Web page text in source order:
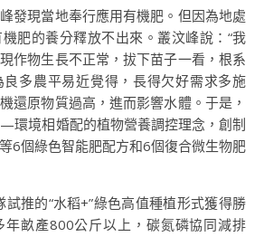
發現當地奉行應用有機肥。但因為地處
肥的養分釋放不出來。叢汶峰說：“我
作物生長不正常，拔下苗子一看，根系
多農平易近覺得，長得欠好需求多施
還原物質過高，進而影響水體。于是，
境相婚配的植物營養調控理念，創制
6個綠色智能肥配方和6個復合微生物肥
推的“水稻+”綠色高值種植形式獲得勝
年畝產800公斤以上，碳氮磷協同減排